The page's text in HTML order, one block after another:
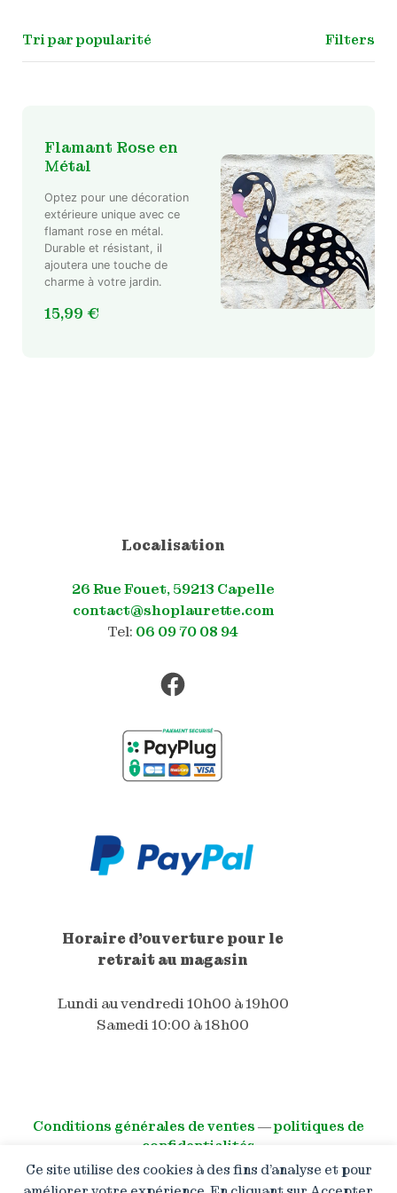
Ce site utilise des cookies à des fins d’analyse et pour
Filters
Flamant Rose en
Métal
Optez pour une décoration
extérieure unique avec ce
flamant rose en métal.
Durable et résistant, il
ajoutera une touche de
charme à votre jardin.
15,99 €
Localisation
26 Rue Fouet, 59213 Capelle
contact@shoplaurette.com
Tel: 06 09 70 08 94
Facebook
Horaire d'ouverture pour le
retrait au magasin
Lundi au vendredi 10h00 à 19h00
Samedi 10:00 à 18h00
Conditions générales de ventes ―politiques de
confidentialités
© All right reserved